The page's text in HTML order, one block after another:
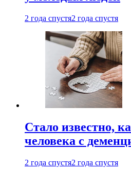
2 года спустя2 года спустя
Стало известно,
человека с
2 года спустя2 года спустя